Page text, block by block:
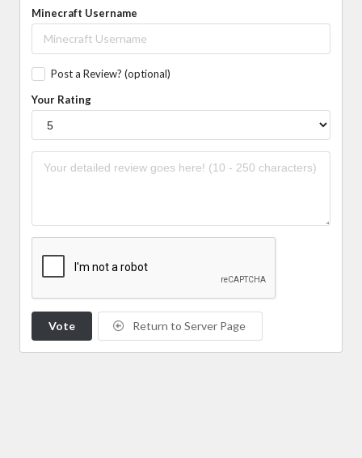
Minecraft Username
Post a Review? (optional)
Your Rating
Vote Return to Server Page